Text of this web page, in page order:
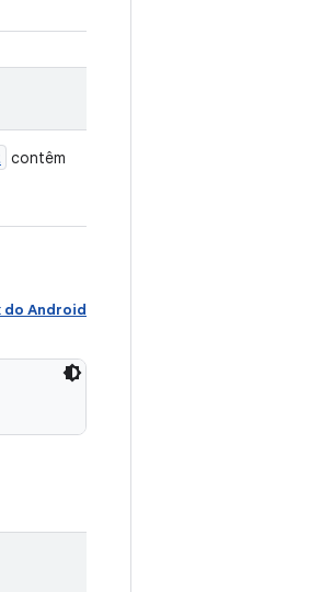
contêm
do Android